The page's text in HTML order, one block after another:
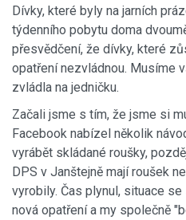
Dívky, které byly na jarních
týdenního pobytu doma
přesvědčení, že dívky, které
opatření nezvládnou. Musíme
zvládla na jedničku.
Začali jsme s tím, že jsme si
Facebook nabízel několik
vyrábět skládané roušky,
DPS v Janštejně mají roušek
vyrobily. Čas plynul, situace
nová opatření a my společně